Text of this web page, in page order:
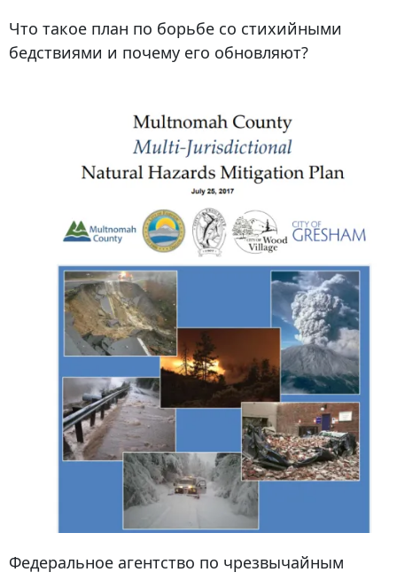
Что такое план по борьбе со стихийными
бедствиями и почему его обновляют?
Федеральное агентство по чрезвычайным